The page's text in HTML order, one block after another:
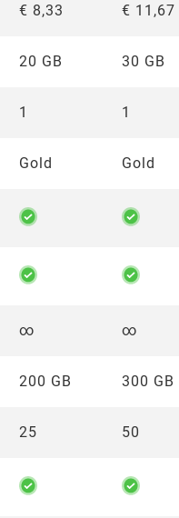
€ 8,33 € 11,67
20 GB 30 GB
1 1
Gold Gold
∞ ∞
200 GB 300 GB
25 50